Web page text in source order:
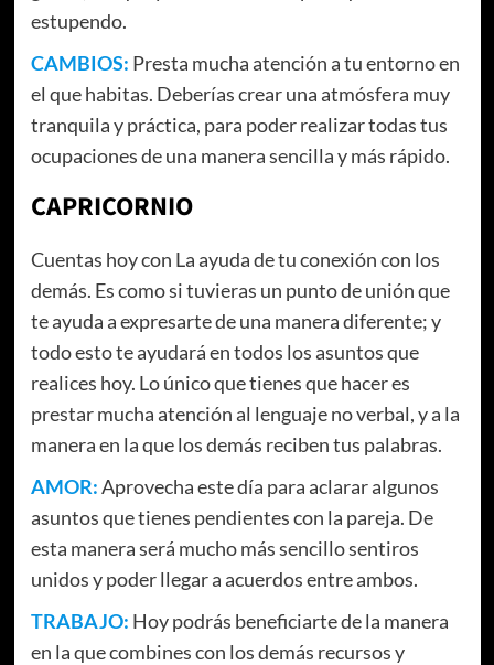
estupendo.
CAMBIOS: Presta mucha atención a tu entorno en
el que habitas. Deberías crear una atmósfera muy
tranquila y práctica, para poder realizar todas tus
ocupaciones de una manera sencilla y más rápido.
CAPRICORNIO
Cuentas hoy con La ayuda de tu conexión con los
demás. Es como si tuvieras un punto de unión que
te ayuda a expresarte de una manera diferente; y
todo esto te ayudará en todos los asuntos que
realices hoy. Lo único que tienes que hacer es
prestar mucha atención al lenguaje no verbal, y a la
manera en la que los demás reciben tus palabras.
AMOR:Aprovecha este día para aclarar algunos
asuntos que tienes pendientes con la pareja. De
esta manera será mucho más sencillo sentiros
unidos y poder llegar a acuerdos entre ambos.
TRABAJO: Hoy podrás beneficiarte de la manera
en la que combines con los demás recursos y